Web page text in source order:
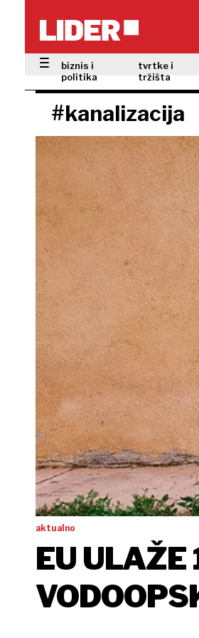
biznis i
politika
tvrtke i
tržišta
#kanalizacija
aktualno
EU ULAŽE